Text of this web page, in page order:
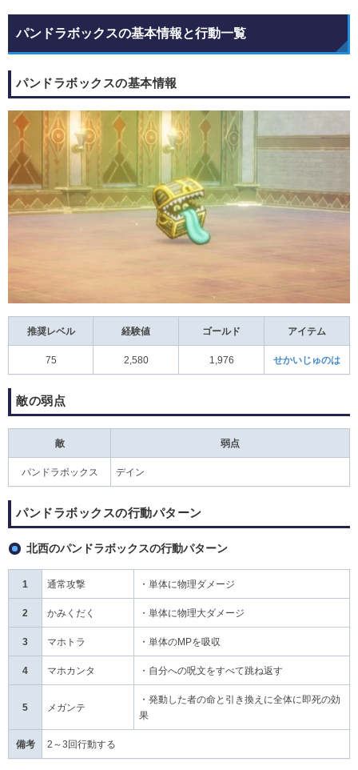
パンドラボックスの基本情報と行動一覧
パンドラボックスの基本情報
推奨レベル 経験値 ゴールド アイテム
75 2,580 1,976 せかいじゅのは
敵の弱点
敵 弱点
パンドラボックス デイン
パンドラボックスの行動パターン
北西のパンドラボックスの行動パターン
1 通常攻撃 ・単体に物理ダメージ
2 かみくだく ・単体に物理大ダメージ
3 マホトラ ・単体のMPを吸収
4 マホカンタ ・自分への呪文をすべて跳ね返す
5 メガンテ
・発動した者の命と引き換えに全体に即死の効
果
備考 2～3回行動する